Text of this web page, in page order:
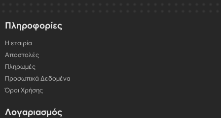
Πληροφορίες
Η εταιρία
Αποστολές
Πληρωμές
Προσωπικά Δεδομένα
Όροι Χρήσης
Λογαριασμός